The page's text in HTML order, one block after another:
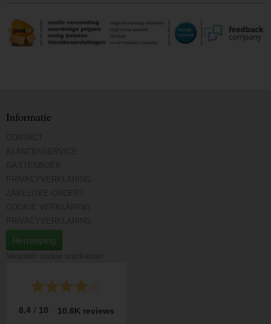
Informatie
Herroeping
8.4 / 10 10.6K reviews